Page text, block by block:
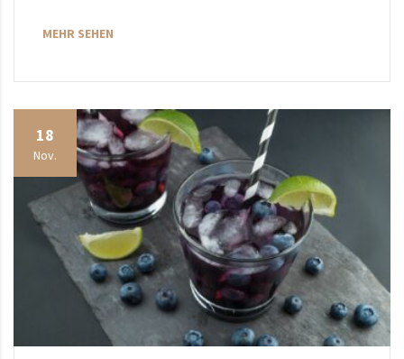
MEHR SEHEN
18
Nov.